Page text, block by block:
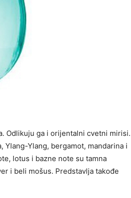
Odlikuju ga i orijentalni cvetni mirisi.
Ylang, bergamot, mandarina i
lotus i bazne note su tamna
i beli mošus. Predstavlja takođe